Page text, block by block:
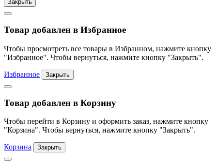
Закрыть
Товар добавлен в Избранное
Чтобы просмотреть все товары в Избранном, нажмите кнопку
"Избранное". Чтобы вернуться, нажмите кнопку "Закрыть".
Избранное Закрыть
Товар добавлен в Корзину
Чтобы перейти в Корзину и оформить заказ, нажмите кнопку
"Корзина". Чтобы вернуться, нажмите кнопку "Закрыть".
Корзина Закрыть